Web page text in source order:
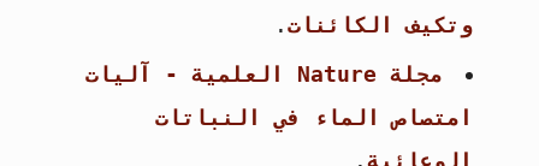
وتكيف الكائنات.
مجلة Nature العلمية - آليات
امتصاص الماء في النباتات
الوعائية.